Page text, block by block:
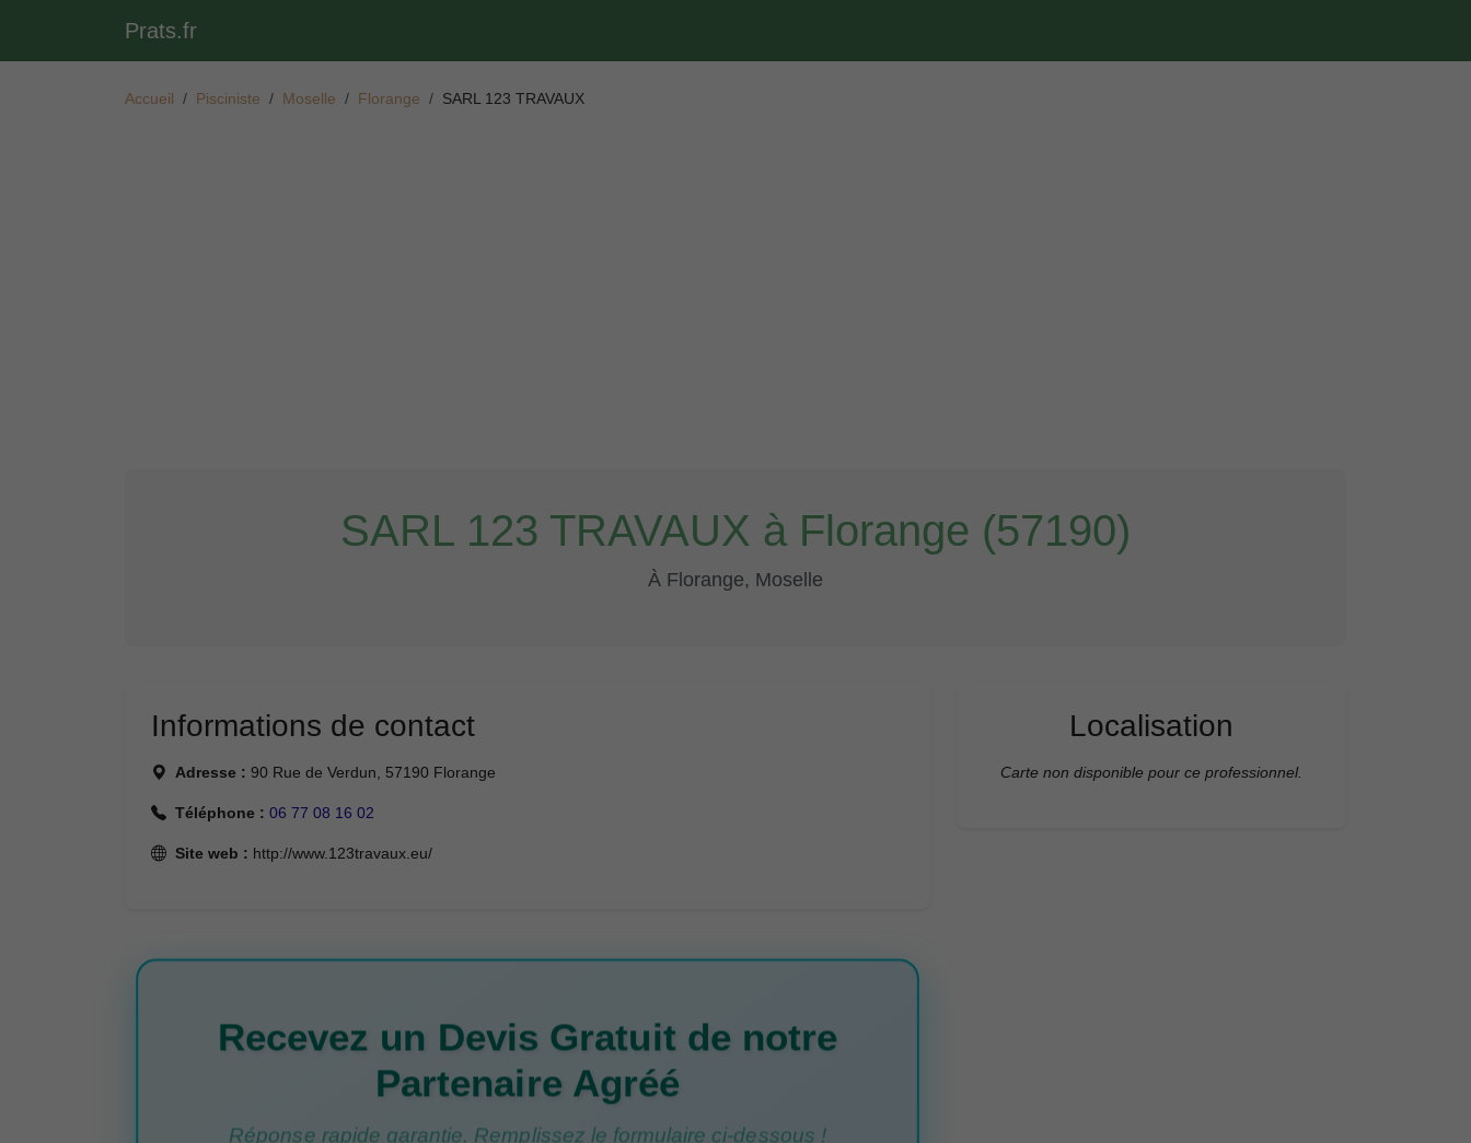
Prats.fr
Accueil Pisciniste Moselle Florange SARL 123 TRAVAUX
SARL 123 TRAVAUX à Florange (57190)
À Florange, Moselle
Informations de contact
Adresse : 90 Rue de Verdun, 57190 Florange
Téléphone : 06 77 08 16 02
Site web : http://www.123travaux.eu/
Recevez un Devis Gratuit de notre
Partenaire Agréé
Réponse rapide garantie. Remplissez le formulaire ci-dessous !
Localisation
Carte non disponible pour ce professionnel.